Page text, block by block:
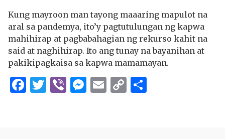
Kung mayroon man tayong maaaring mapulot na
aral sa pandemya, ito’y pagtutulungan ng kapwa
mahihirap at pagbabahagian ng rekurso kahit na
said at naghihirap. Ito ang tunay na bayanihan at
pakikipagkaisa sa kapwa mamamayan.
Facebook
Twitter
ViberMessenger
Email
Copy